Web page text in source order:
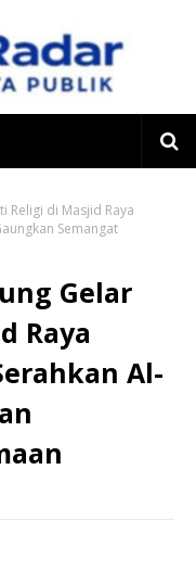
Religi di Masjid Raya
Semangat
Gelar
Raya
Al-